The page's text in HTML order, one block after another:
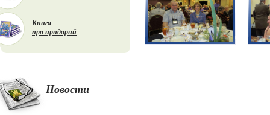
Книга
про иридарий
Новости